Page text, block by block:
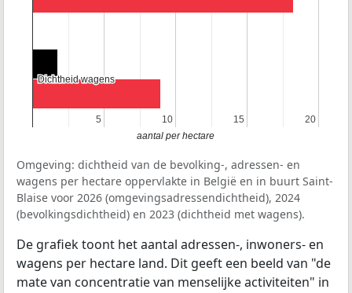
5
5 10
10 15
15 20
20
Dichtheid wagens
Dichtheid wagens
aantal per hectare
Omgeving: dichtheid van de bevolking-, adressen- en
wagens per hectare oppervlakte in België en in buurt Saint-
Blaise voor 2026 (omgevingsadressendichtheid), 2024
(bevolkingsdichtheid) en 2023 (dichtheid met wagens).
De grafiek toont het aantal adressen-, inwoners- en
wagens per hectare land. Dit geeft een beeld van "de
mate van concentratie van menselijke activiteiten" in